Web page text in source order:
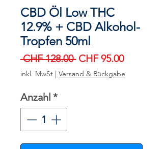
CBD Öl Low THC
12.9% + CBD Alkohol-
Tropfen 50ml
CHF 128.00 Standardpreis
CHF 95.00Sale-
Preis
inkl. MwSt | Versand & Rückgabe
Anzahl *